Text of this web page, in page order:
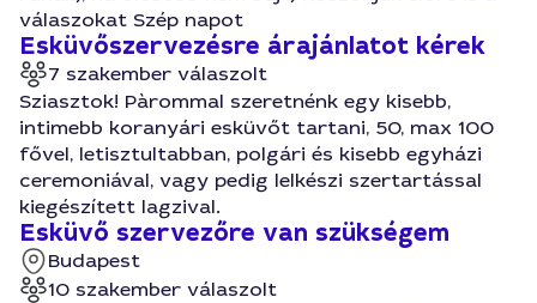
válaszokat Szép napot
Esküvőszervezésre árajánlatot kérek
7 szakember válaszolt
Sziasztok! Pàrommal szeretnénk egy kisebb,
intimebb koranyári esküvőt tartani, 50, max 100
fővel, letisztultabban, polgári és kisebb egyházi
ceremoniával, vagy pedig lelkészi szertartással
kiegészített lagzival.
Esküvő szervezőre van szükségem
Budapest
10 szakember válaszolt